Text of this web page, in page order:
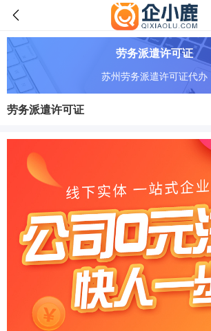
劳务派遣许可证
苏州劳务派遣许可证代办
劳务派遣许可证